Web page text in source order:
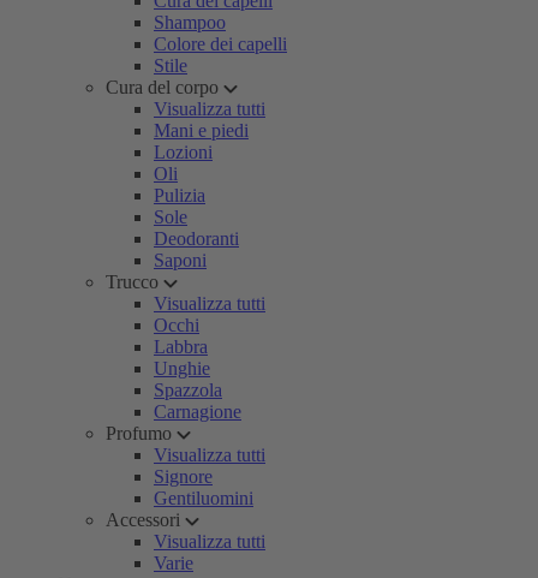
Shampoo
Colore dei capelli
Stile
Cura del corpo
Visualizza tutti
Mani e piedi
Lozioni
Oli
Pulizia
Sole
Deodoranti
Saponi
Trucco
Visualizza tutti
Occhi
Labbra
Unghie
Spazzola
Carnagione
Profumo
Visualizza tutti
Signore
Gentiluomini
Accessori
Visualizza tutti
Varie